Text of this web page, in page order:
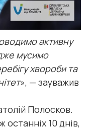
активну
мусимо
хвороби та
», — зауважив
Полосков.
10 днів,